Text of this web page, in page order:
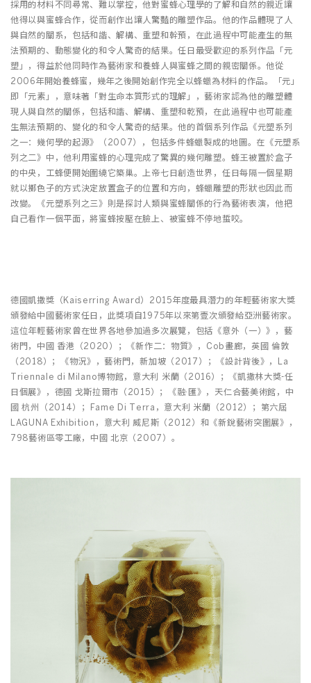
採用的材料不同尋常、難以掌控，他對蜜蜂心理學的了解和自然的親近讓
他得以與蜜蜂合作，從而創作出讓人驚豔的雕塑作品。他的作品體現了人
與自然的關系，包括和諧、解構、重塑和幹預，在此過程中可能產生的無
法預期的、動態變化的和令人驚奇的結果。任日最受歡迎的系列作品「元
塑」，得益於他同時作為藝術家和養蜂人與蜜蜂之間的親密關係。他從
2006年開始養蜂蜜，幾年之後開始創作完全以蜂蠟為材料的作品。「元」
即「元素」，意味著「對生命本質形式的理解」，藝術家認為他的雕塑體
現人與自然的關係，包括和諧、解構、重塑和乾預，在此過程中也可能產
生無法預期的、變化的和令人驚奇的結果。他的首個系列作品《元塑系列
之一：幾何學的起源》（2007），包括多件蜂蠟製成的地圖。在《元塑系
列之二》中，他利用蜜蜂的心理完成了驚異的幾何雕塑。蜂王被置於盒子
的中央，工蜂便開始圍繞它築巢。上帝七日創造世界，任日每隔一個星期
就以擲色子的方式決定放置盒子的位置和方向，蜂蠟雕塑的形狀也因此而
改變。《元塑系列之三》則是探討人類與蜜蜂關係的行為藝術表演，他把
自己看作一個平面，將蜜蜂按壓在臉上、被蜜蜂不停地蜇咬。
德國凱撒獎（Kaiserring Award）2015年度最具潛力的年輕藝術家大獎
頒發給中國藝術家任日，此獎項自1975年以來第壹次頒發給亞洲藝術家。
這位年輕藝術家曾在世界各地參加過多次展覽，包括《意外（一）》，藝
術門，中國 香港（2020）；《新作二：物質》，Cob畫廊，英國 倫敦
（2018）；《物況》，藝術門，新加坡（2017）；《設計背後》，La
Triennale di Milano博物館，意大利 米蘭（2016）；《凱撒林大獎-任
日個展》，德國 戈斯拉爾市（2015）；《融·匯》，天仁合藝美術館，中
國 杭州（2014）；Fame Di Terra，意大利 米蘭（2012）；第六屆
LAGUNA Exhibition，意大利 威尼斯（2012）和《新銳藝術突圍展》，
798藝術區零工廠，中國 北京（2007）。